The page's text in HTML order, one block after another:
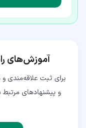
آموزش‌های
برای ثبت علاقه‌مندی و
و پیشنهادهای مرتبط